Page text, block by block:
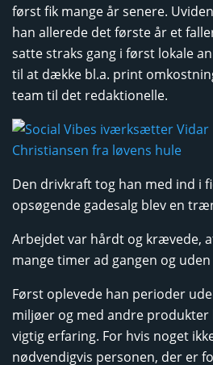
først fik mange år senere.
han allerede det første år et
satte straks gang i først lokale
til at dække bl.a. print
team til det redaktionelle.
Den drivkraft tog han med ind i
opsøgende gadesalg blev en
Arbejdet var hårdt og krævede,
mange timer ad gangen og
Først oplevede han perioder
miljøer og med andre produkter
vigtig erfaring. For hvis noget
nødvendigvis personen, der er